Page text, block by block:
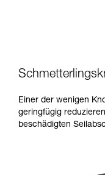
Einer der wenigen
geringfügig
beschädigten